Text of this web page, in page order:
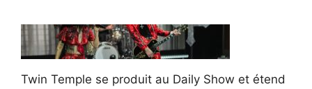
Twin Temple se produit au Daily Show et étend